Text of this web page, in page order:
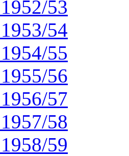
53
54
55
56
57
58
59